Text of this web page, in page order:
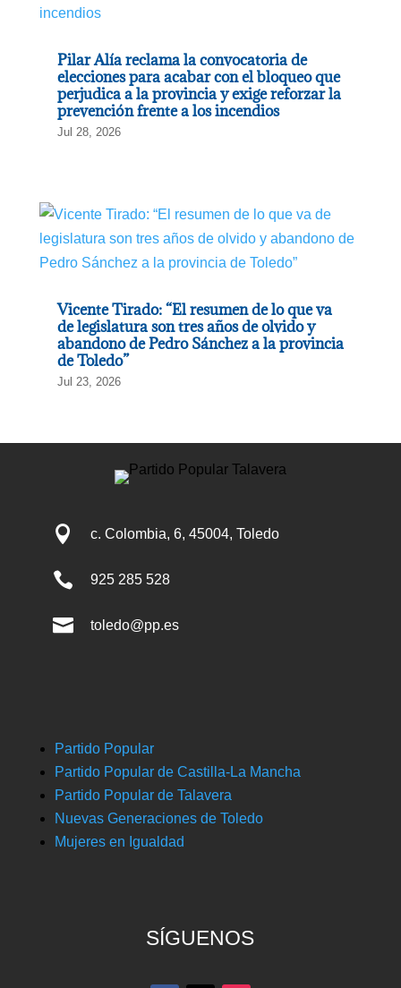
Pilar Alía reclama la convocatoria de
elecciones para acabar con el bloqueo que
perjudica a la provincia y exige reforzar la
prevención frente a los incendios
Jul 28, 2026
Vicente Tirado: “El resumen de lo que va
de legislatura son tres años de olvido y
abandono de Pedro Sánchez a la provincia
de Toledo”
Jul 23, 2026
 c. Colombia, 6, 45004, Toledo
 925 285 528
 toledo@pp.es
Partido Popular
Partido Popular de Castilla-La Mancha
Partido Popular de Talavera
Nuevas Generaciones de Toledo
Mujeres en Igualdad
SÍGUENOS